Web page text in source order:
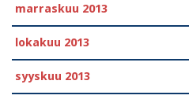
marraskuu 2013
lokakuu 2013
syyskuu 2013